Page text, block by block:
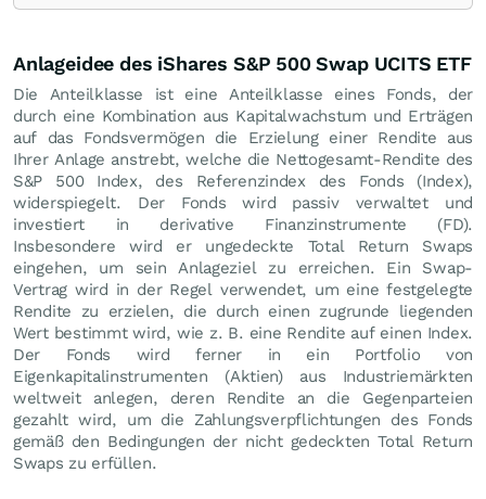
Anlageidee des iShares S&P 500 Swap UCITS ETF
Die Anteilklasse ist eine Anteilklasse eines Fonds, der
durch eine Kombination aus Kapitalwachstum und Erträgen
auf das Fondsvermögen die Erzielung einer Rendite aus
Ihrer Anlage anstrebt, welche die Nettogesamt-Rendite des
S&P 500 Index, des Referenzindex des Fonds (Index),
widerspiegelt. Der Fonds wird passiv verwaltet und
investiert in derivative Finanzinstrumente (FD).
Insbesondere wird er ungedeckte Total Return Swaps
eingehen, um sein Anlageziel zu erreichen. Ein Swap-
Vertrag wird in der Regel verwendet, um eine festgelegte
Rendite zu erzielen, die durch einen zugrunde liegenden
Wert bestimmt wird, wie z. B. eine Rendite auf einen Index.
Der Fonds wird ferner in ein Portfolio von
Eigenkapitalinstrumenten (Aktien) aus Industriemärkten
weltweit anlegen, deren Rendite an die Gegenparteien
gezahlt wird, um die Zahlungsverpflichtungen des Fonds
gemäß den Bedingungen der nicht gedeckten Total Return
Swaps zu erfüllen.